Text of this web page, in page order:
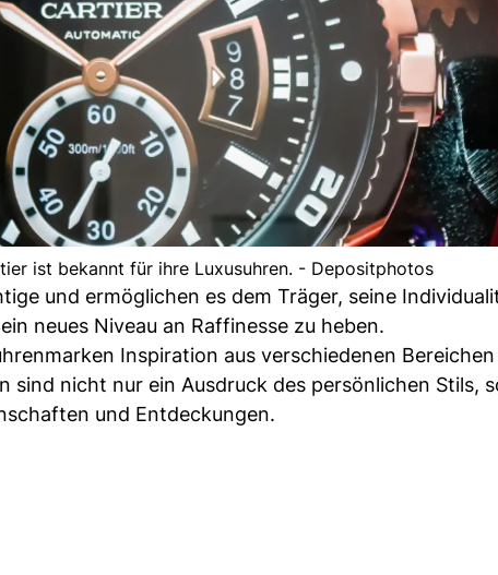
ist bekannt für ihre Luxusuhren. - Depositphotos
und ermöglichen es dem Träger, seine
neues Niveau an Raffinesse zu heben.
Inspiration aus verschiedenen
sind nicht nur ein Ausdruck des persönlichen Stils,
und Entdeckungen.